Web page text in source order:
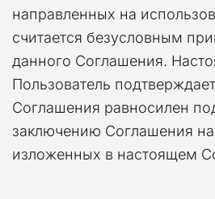
направленных на
считается безусловным
данного Соглашения.
Пользователь
Соглашения равносилен
заключению Соглашения на
изложенных в настоящем